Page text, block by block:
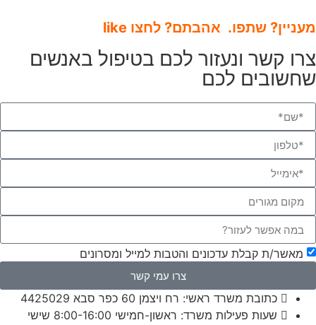
מעניין? שתפו. אהבתם? לחצו like
צרו קשר ונעזור לכם בטיפול באנשים
שחשובים לכם
מאשר/ת קבלת עדכונים והטבות למייל ומסרונים
צרו עמי קשר
כתובת משרד ראשי: רח ויצמן 60 כפר סבא 4425029
שעות פעילות משרד: ראשון-חמישי 8:00-16:00 שישי